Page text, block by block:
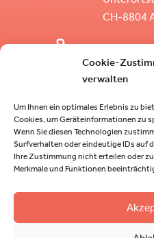
Cookie-
verwalten
Um Ihnen ein optimales Erlebnis zu
Cookies, um Geräteinformationen zu
Wenn Sie diesen Technologien
Surfverhalten oder eindeutige IDs auf
Ihre Zustimmung nicht erteilen oder
Merkmale und Funktionen
CH-8804
+41 79
Facebook
© 2023 Central Reisen|